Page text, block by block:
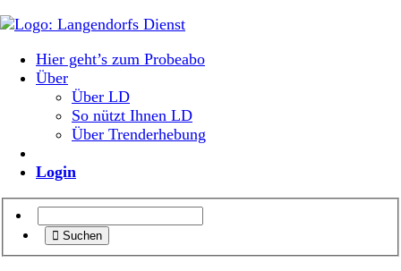
Hier geht’s zum Probeabo
Über
Über LD
So nützt Ihnen LD
Über Trenderhebung
Login
Suchen